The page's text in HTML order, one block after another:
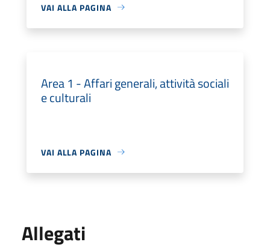
VAI ALLA PAGINA
Area 1 - Affari generali, attività sociali
e culturali
VAI ALLA PAGINA
Allegati